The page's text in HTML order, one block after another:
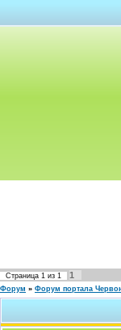
Страница 1 из 1 1
Форум » Форум портала